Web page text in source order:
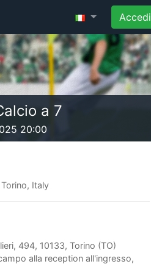
Accedi
a 7
20:00
Italy
494, 10133, Torino (TO)
alla reception all'ingresso,